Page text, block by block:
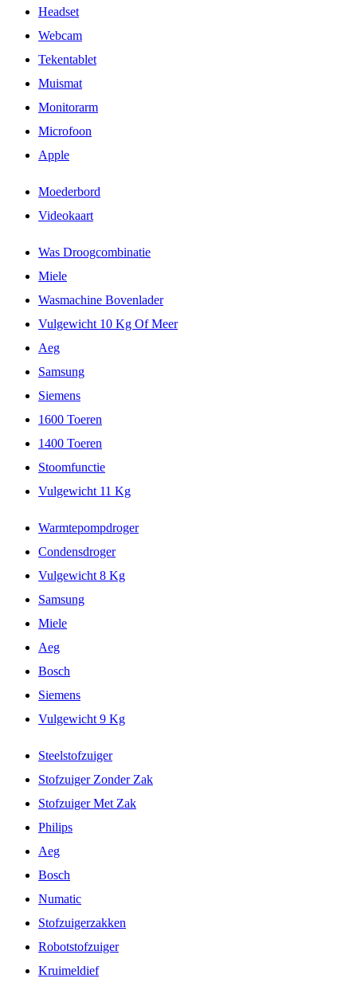
Headset
Webcam
Tekentablet
Muismat
Monitorarm
Microfoon
Apple
Moederbord
Videokaart
Was Droogcombinatie
Miele
Wasmachine Bovenlader
Vulgewicht 10 Kg Of Meer
Aeg
Samsung
Siemens
1600 Toeren
1400 Toeren
Stoomfunctie
Vulgewicht 11 Kg
Warmtepompdroger
Condensdroger
Vulgewicht 8 Kg
Samsung
Miele
Aeg
Bosch
Siemens
Vulgewicht 9 Kg
Steelstofzuiger
Stofzuiger Zonder Zak
Stofzuiger Met Zak
Philips
Aeg
Bosch
Numatic
Stofzuigerzakken
Robotstofzuiger
Kruimeldief